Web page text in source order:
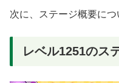
次に、ステージ概要につ
レベル1251のス